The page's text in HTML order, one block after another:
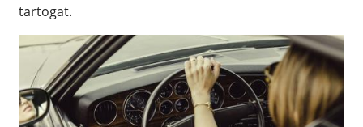
tartogat.